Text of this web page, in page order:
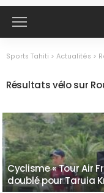
Sports Tahiti > Actualités >
Résultats vélo sur
Cyclisme « Tour Air
doublé pour Taruia